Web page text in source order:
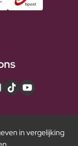
in vergelijking